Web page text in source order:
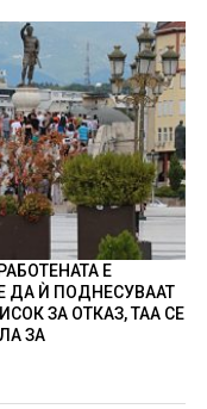
Е
ДА Ѝ ПОДНЕСУВААТ
ЗА ОТКАЗ, ТАА СЕ
ЗА